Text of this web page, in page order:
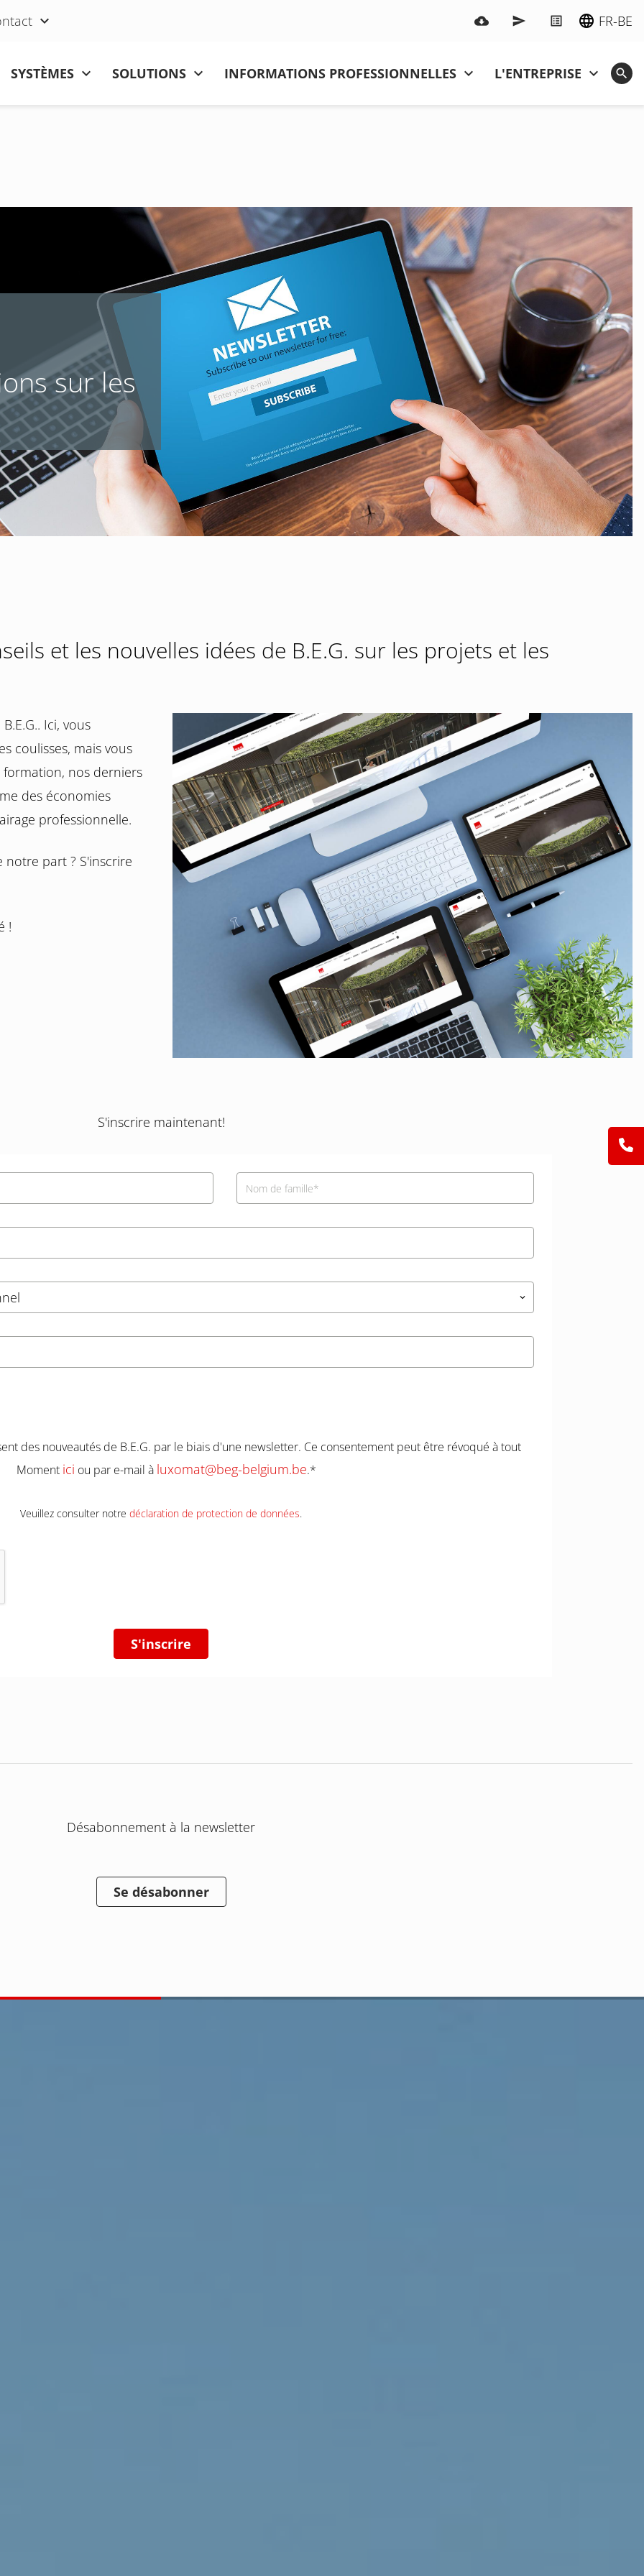
FR-BE
SYSTÈMES SOLUTIONS INFORMATIONS PROFESSIONNELLES L'ENTREPRISE
sur les
et les nouvelles idées de B.E.G. sur les projets et les
Ici, vous
coulisses, mais vous
nos derniers
des économies
professionnelle.
notre part ? S'inscrire
!
S'inscrire maintenant!
keyboard_arrow_down
des nouveautés de B.E.G. par le biais d'une newsletter. Ce consentement peut être révoqué à tout
Moment ici ou par e-mail à luxomat@beg-belgium.be.*
Veuillez consulter notre déclaration de protection de données.
S'inscrire
Désabonnement à la newsletter
Se désabonner